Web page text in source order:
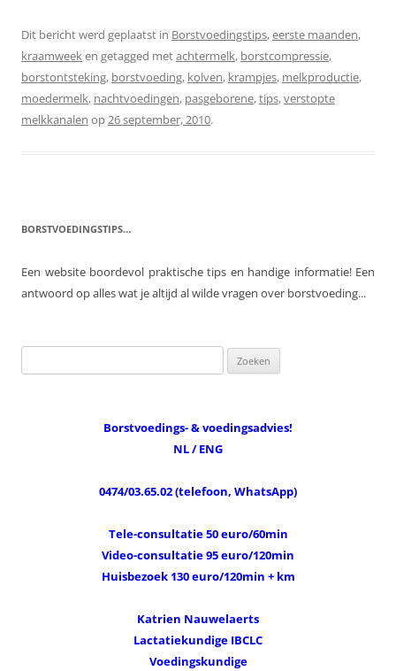
Dit bericht werd geplaatst in Borstvoedingstips,eerste maanden,
kraamweeken getagged metachtermelk, borstcompressie,
borstontsteking, borstvoeding, kolven, krampjes, melkproductie,
moedermelk, nachtvoedingen, pasgeborene,tips,verstopte
melkkanalen op26 september, 2010.
BORSTVOEDINGSTIPS…
Een website boordevol praktische tips en handige informatie! Een
antwoord op alles wat je altijd al wilde vragen over borstvoeding...
naar:
Borstvoedings- & voedingsadvies!
NL / ENG
0474/03.65.02 (telefoon, WhatsApp)
Tele-consultatie 50 euro/60min
Video-consultatie 95 euro/120min
Huisbezoek 130 euro/120min + km
Katrien Nauwelaerts
Lactatiekundige IBCLC
Voedingskundige